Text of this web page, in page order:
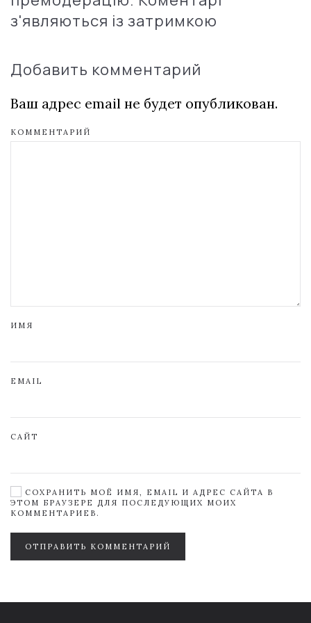
з'являються із затримкою
Добавить комментарий
Ваш адрес email не будет опубликован.
КОММЕНТАРИЙ
ИМЯ
EMAIL
САЙТ
СОХРАНИТЬ МОЁ ИМЯ, EMAIL И АДРЕС САЙТА В
ЭТОМ БРАУЗЕРЕ ДЛЯ ПОСЛЕДУЮЩИХ МОИХ
КОММЕНТАРИЕВ.
ОТПРАВИТЬ КОММЕНТАРИЙ